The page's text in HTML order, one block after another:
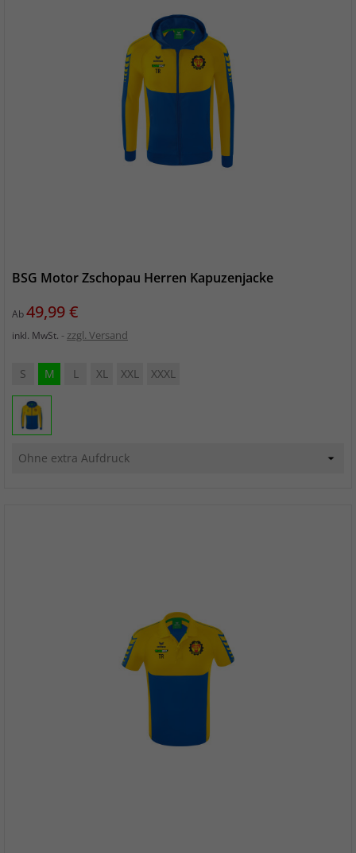
BSG Motor Zschopau Herren Kapuzenjacke
AbPreis
49,99 €
inkl. MwSt. zzgl. Versand
S M L XL XXL XXXL